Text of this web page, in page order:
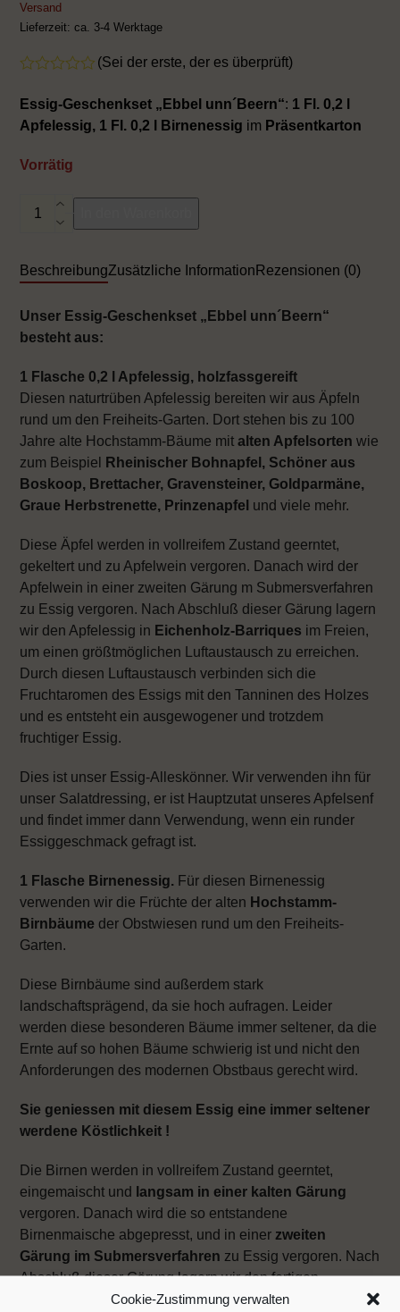
Cookie-Zustimmung verwalten
Versand
Lieferzeit: ca. 3-4 Werktage
mit
0
von
(Sei der erste, der es überprüft)
Essig-Geschenkset „Ebbel unn´Beern“: 1 Fl. 0,2 l
Apfelessig, 1 Fl. 0,2 l Birnenessig im Präsentkarton
Vorrätig
Essigset
"Ebbel
´Beern"
Menge
BeschreibungZusätzliche Information Rezensionen (0)
Unser Essig-Geschenkset „Ebbel unn´Beern“
besteht aus:
1 Flasche 0,2 l Apfelessig, holzfassgereift
Diesen naturtrüben Apfelessig bereiten wir aus Äpfeln
rund um den Freiheits-Garten. Dort stehen bis zu 100
Jahre alte Hochstamm-Bäume mitalten Apfelsorten wie
zum Beispiel
Rheinischer Bohnapfel, Schöner aus
Boskoop, Brettacher, Gravensteiner, Goldparmäne,
Graue Herbstrenette, Prinzenapfel und viele mehr.
Diese Äpfel werden in vollreifem Zustand geerntet,
gekeltert und zu Apfelwein vergoren. Danach wird der
Apfelwein in einer zweiten Gärung m Submersverfahren
zu Essig vergoren. Nach Abschluß dieser Gärung lagern
wir den Apfelessig in Eichenholz-Barriques im Freien,
um einen größtmöglichen Luftaustausch zu erreichen.
Durch diesen Luftaustausch verbinden sich die
Fruchtaromen des Essigs mit den Tanninen des Holzes
und es entsteht ein ausgewogener und trotzdem
fruchtiger Essig.
Dies ist unser Essig-Alleskönner. Wir verwenden ihn für
unser Salatdressing, er ist Hauptzutat unseres Apfelsenf
und findet immer dann Verwendung, wenn ein runder
Essiggeschmack gefragt ist.
1 Flasche Birnenessig. Für diesen Birnenessig
verwenden wir die Früchte der alten Hochstamm-
Birnbäume der Obstwiesen rund um den Freiheits-
Garten.
Diese Birnbäume sind außerdem stark
landschaftsprägend, da sie hoch aufragen. Leider
werden diese besonderen Bäume immer seltener, da die
Ernte auf so hohen Bäume schwierig ist und nicht den
Anforderungen des modernen Obstbaus gerecht wird.
Sie geniessen mit diesem Essig eine immer seltener
werdene Köstlichkeit !
Die Birnen werden in vollreifem Zustand geerntet,
eingemaischt und
langsam in einer kalten Gärung
vergoren. Danach wird die so entstandene
Birnenmaische abgepresst, und in einer zweiten
Gärung im Submersverfahren zu Essig vergoren. Nach
Abschluß dieser Gärung lagern wir den fertigen
Birnenessig um die Fruchtaromen zu erhalten und eine